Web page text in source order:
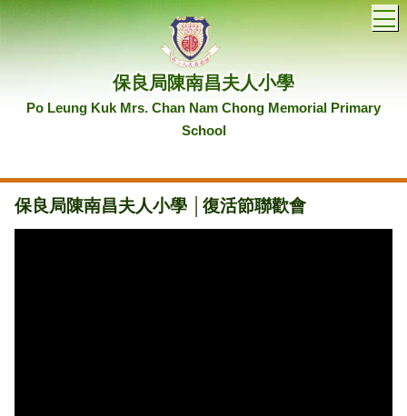
保良局陳南昌夫人小學
Po Leung Kuk Mrs. Chan Nam Chong Memorial Primary
School
保良局陳南昌夫人小學 │復活節聯歡會